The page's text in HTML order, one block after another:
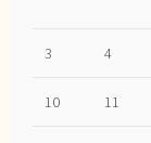
3 4
10 11